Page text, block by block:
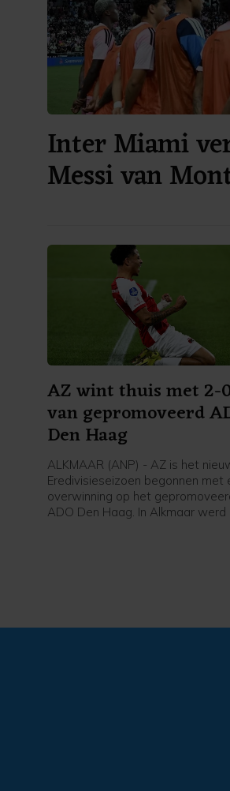
Inter Miami
Messi van
AZ wint thuis met 2-
van gepromoveerd
Den Haag
ALKMAAR (ANP) - AZ is het
Eredivisieseizoen begonnen met
overwinning op het
ADO Den Haag. In Alkmaar werd